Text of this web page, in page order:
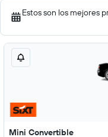
Estos son los mejores
Mini Convertible